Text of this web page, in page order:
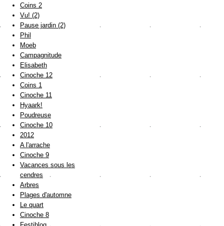
Coins 2
Vu! (2)
Pause jardin (2)
Phil
Moeb
Campagnitude
Elisabeth
Cinoche 12
Coins 1
Cinoche 11
Hyaark!
Poudreuse
Cinoche 10
2012
A l'arrache
Cinoche 9
Vacances sous les
cendres
Arbres
Plages d'automne
Le quart
Cinoche 8